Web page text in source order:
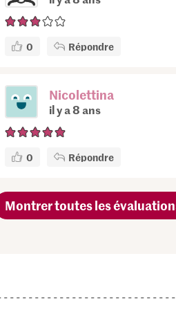
0 Répondre
Nicolettina
il y a 8 ans
0 Répondre
Montrer toutes les